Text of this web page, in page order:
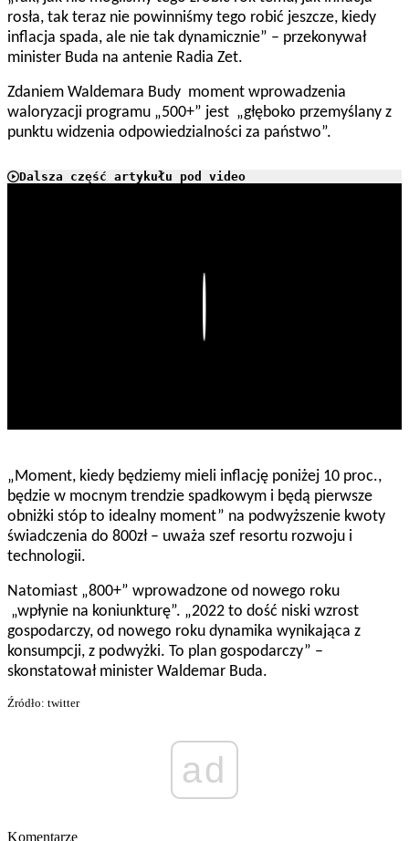
rosła, tak teraz nie powinniśmy tego robić jeszcze, kiedy
inflacja spada, ale nie tak dynamicznie” – przekonywał
minister Buda na antenie Radia Zet.
Zdaniem Waldemara Budy moment wprowadzenia
waloryzacji programu „500+” jest „głęboko przemyślany z
punktu widzenia odpowiedzialności za państwo”.
Dalsza część artykułu pod video
„Moment, kiedy będziemy mieli inflację poniżej 10 proc.,
będzie w mocnym trendzie spadkowym i będą pierwsze
obniżki stóp to idealny moment” na podwyższenie kwoty
świadczenia do 800zł – uważa szef resortu rozwoju i
technologii.
Natomiast „800+” wprowadzone od nowego roku
„wpłynie na koniunkturę”. „2022 to dość niski wzrost
gospodarczy, od nowego roku dynamika wynikająca z
konsumpcji, z podwyżki. To plan gospodarczy” –
skonstatował minister Waldemar Buda.
Źródło: twitter
ad
Komentarze